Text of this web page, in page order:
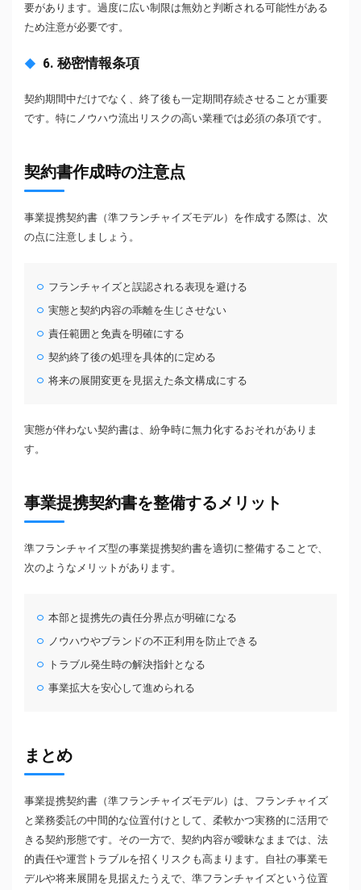
要があります。過度に広い制限は無効と判断される可能性がある
ため注意が必要です。
6. 秘密情報条項
契約期間中だけでなく、終了後も一定期間存続させることが重要
です。特にノウハウ流出リスクの高い業種では必須の条項です。
契約書作成時の注意点
事業提携契約書（準フランチャイズモデル）を作成する際は、次
の点に注意しましょう。
フランチャイズと誤認される表現を避ける
実態と契約内容の乖離を生じさせない
責任範囲と免責を明確にする
契約終了後の処理を具体的に定める
将来の展開変更を見据えた条文構成にする
実態が伴わない契約書は、紛争時に無力化するおそれがありま
す。
事業提携契約書を整備するメリット
準フランチャイズ型の事業提携契約書を適切に整備することで、
次のようなメリットがあります。
本部と提携先の責任分界点が明確になる
ノウハウやブランドの不正利用を防止できる
トラブル発生時の解決指針となる
事業拡大を安心して進められる
まとめ
事業提携契約書（準フランチャイズモデル）は、フランチャイズ
と業務委託の中間的な位置付けとして、柔軟かつ実務的に活用で
きる契約形態です。その一方で、契約内容が曖昧なままでは、法
的責任や運営トラブルを招くリスクも高まります。自社の事業モ
デルや将来展開を見据えたうえで、準フランチャイズという位置